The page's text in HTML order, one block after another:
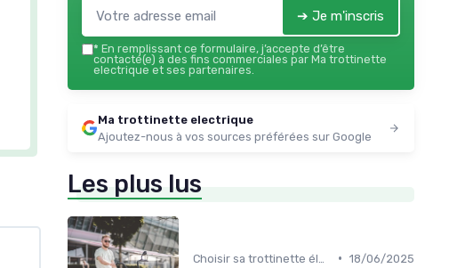
➔ Je m'inscris
* En remplissant ce formulaire, j’accepte d’être
contacté(e) à des fins commerciales par Ma trottinette
electrique et ses partenaires.
Ma trottinette electrique
Ajoutez-nous à vos sources préférées sur Google
Les plus lus
• 18/06/2025